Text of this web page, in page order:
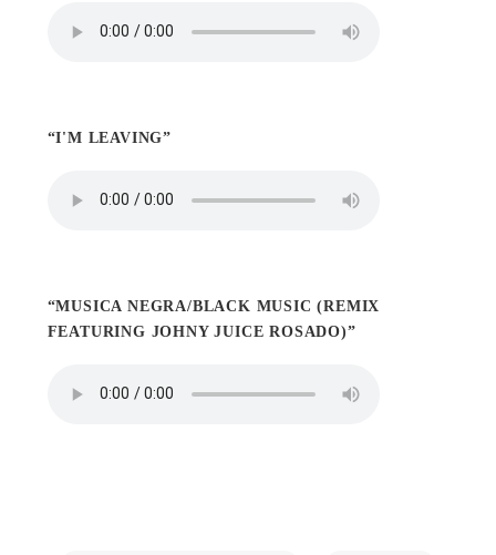
“I'M LEAVING”
“MUSICA NEGRA/BLACK MUSIC (REMIX
FEATURING JOHNY JUICE ROSADO)”